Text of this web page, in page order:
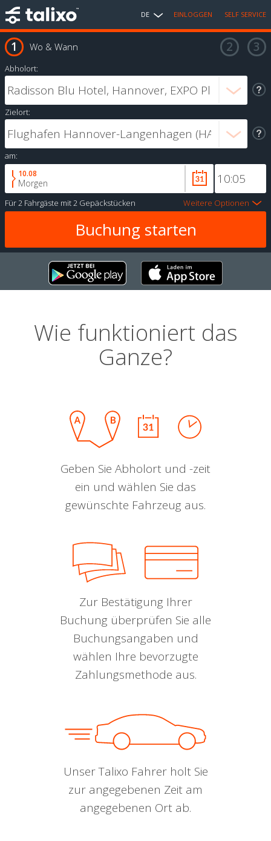
DE EINLOGGEN SELF SERVICE
Wo & Wann
Abholort:
Zielort:
am:
10.08
Morgen
Für2 Fahrgäste mit2 Gepäckstücken Weitere Optionen
Wie funktioniert das
Ganze?
Geben Sie Abholort und -zeit
ein und wählen Sie das
gewünschte Fahrzeug aus.
Zur Bestätigung Ihrer
Buchung überprüfen Sie alle
Buchungsangaben und
wählen Ihre bevorzugte
Zahlungsmethode aus.
Unser Talixo Fahrer holt Sie
zur angegebenen Zeit am
angegebenen Ort ab.